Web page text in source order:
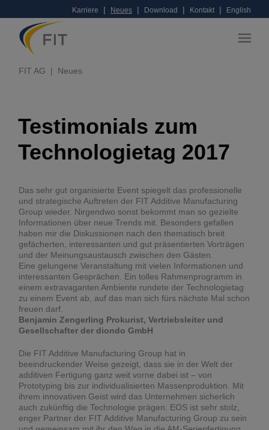
Karriere | Neues | Download | Kontakt | English
FIT AG Neues
Testimonials zum
Technologietag 2017
Das sehr gut organisierte Event spiegelt das professionelle
und strategische Auftreten der FIT Additive Manufacturing
Group wieder. Nirgendwo sonst bekommt man so gezielte
Informationen über neue Trends mit. Besonders gefallen
haben mir die Diskussionen nach den thematisch breit
gefächerten, interessanten und gut präsentierten Vorträgen
und der Meinungsaustausch zwischen den Gästen.
Eine gelungene Veranstaltung mit vielen Informationen und
interessanten Gesprächen. Ein tolles Rahmenprogramm in
einem extravaganten Ambiente rundete der Technologietag
zu einem Event ab, auf das man sich fürs nächste Mal schon
freuen darf.
Benjamin Zengerling Prokurist, Vertriebsleiter und
Gesellschafter der diondo GmbH
Die FIT Additive Manufacturing Group hat in
beeindruckender Weise gezeigt, dass sie in der Welt der
additiven Fertigung ganz weit vorne dabei ist – von
Prototyping bis zur individualisierten Massenproduktion. Mit
ihrem innovativen Geist wird das Unternehmen sicherlich
auch zukünftig die Technologie prägen. EOS ist sehr stolz,
enger Partner der FIT Additive Manufacturing Group zu sein